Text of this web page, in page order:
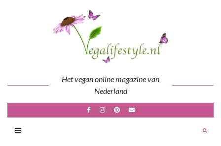
Het vegan online magazine van
Nederland